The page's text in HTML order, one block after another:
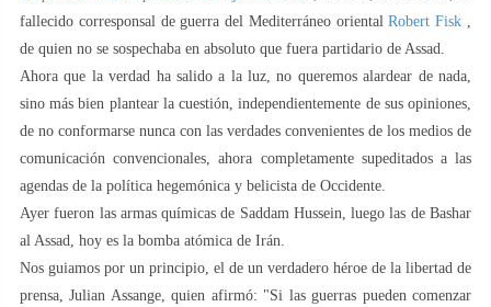
fallecido corresponsal de guerra del Mediterráneo orientalRobert Fisk
de quien no se sospechaba en absoluto que fuera partidario de Assad.
Ahora que la verdad ha salido a la luz, no queremos alardear de nada,
sino más bien plantear la cuestión, independientemente de sus opiniones,
de no conformarse nunca con las verdades convenientes de los medios de
comunicación convencionales, ahora completamente supeditados a las
agendas de la política hegemónica y belicista de Occidente.
Ayer fueron las armas químicas de Saddam Hussein, luego las de Bashar
al Assad, hoy es la bomba atómica de Irán.
Nos guiamos por un principio, el de un verdadero héroe de la libertad de
prensa, Julian Assange, quien afirmó: "Si las guerras pueden comenzar